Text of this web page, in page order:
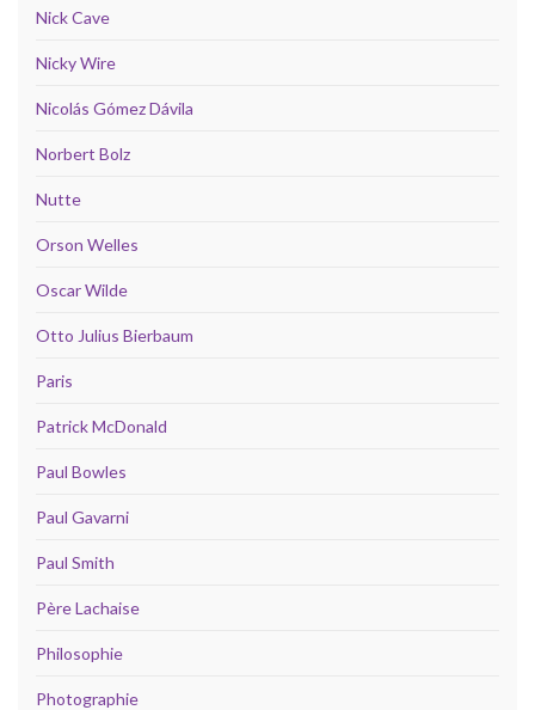
Nick Cave
Nicky Wire
Nicolás Gómez Dávila
Norbert Bolz
Nutte
Orson Welles
Oscar Wilde
Otto Julius Bierbaum
Paris
Patrick McDonald
Paul Bowles
Paul Gavarni
Paul Smith
Père Lachaise
Philosophie
Photographie